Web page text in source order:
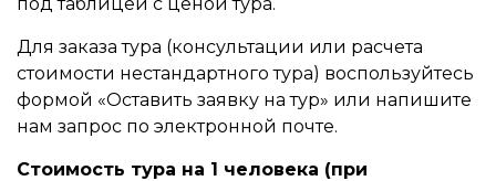
Для заказа тура (консультации или расчета
стоимости нестандартного тура) воспользуйтесь
формой «Оставить заявку на тур» или напишите
нам запрос по электронной почте.
Стоимость тура на 1 человека (при